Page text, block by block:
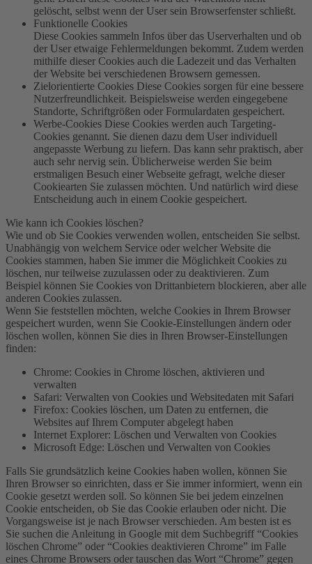
gelöscht, selbst wenn der User sein Browserfenster schließt.
Funktionelle Cookies
Diese Cookies sammeln Infos über das Userverhalten und ob
der User etwaige Fehlermeldungen bekommt. Zudem werden
mithilfe dieser Cookies auch die Ladezeit und das Verhalten
der Website bei verschiedenen Browsern gemessen.
Zielorientierte Cookies Diese Cookies sorgen für eine bessere
Nutzerfreundlichkeit. Beispielsweise werden eingegebene
Standorte, Schriftgrößen oder Formulardaten gespeichert.
Werbe-Cookies Diese Cookies werden auch Targeting-
Cookies genannt. Sie dienen dazu dem User individuell
angepasste Werbung zu liefern. Das kann sehr praktisch, aber
auch sehr nervig sein. Üblicherweise werden Sie beim
erstmaligen Besuch einer Webseite gefragt, welche dieser
Cookiearten Sie zulassen möchten. Und natürlich wird diese
Entscheidung auch in einem Cookie gespeichert.
Wie kann ich Cookies löschen?
Wie und ob Sie Cookies verwenden wollen, entscheiden Sie selbst.
Unabhängig von welchem Service oder welcher Website die
Cookies stammen, haben Sie immer die Möglichkeit Cookies zu
löschen, nur teilweise zuzulassen oder zu deaktivieren. Zum
Beispiel können Sie Cookies von Drittanbietern blockieren, aber alle
anderen Cookies zulassen.
Wenn Sie feststellen möchten, welche Cookies in Ihrem Browser
gespeichert wurden, wenn Sie Cookie-Einstellungen ändern oder
löschen wollen, können Sie dies in Ihren Browser-Einstellungen
finden:
Chrome: Cookies in Chrome löschen, aktivieren und
verwalten
Safari: Verwalten von Cookies und Websitedaten mit Safari
Firefox: Cookies löschen, um Daten zu entfernen, die
Websites auf Ihrem Computer abgelegt haben
Internet Explorer: Löschen und Verwalten von Cookies
Microsoft Edge: Löschen und Verwalten von Cookies
Falls Sie grundsätzlich keine Cookies haben wollen, können Sie
Ihren Browser so einrichten, dass er Sie immer informiert, wenn ein
Cookie gesetzt werden soll. So können Sie bei jedem einzelnen
Cookie entscheiden, ob Sie das Cookie erlauben oder nicht. Die
Vorgangsweise ist je nach Browser verschieden. Am besten ist es
Sie suchen die Anleitung in Google mit dem Suchbegriff “Cookies
löschen Chrome” oder “Cookies deaktivieren Chrome” im Falle
eines Chrome Browsers oder tauschen das Wort “Chrome” gegen